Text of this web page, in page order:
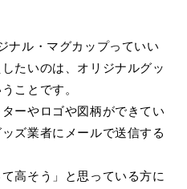
ナル・マグカップっていい
たいのは、オリジナルグッ
ことです。
ーやロゴや図柄ができてい
ズ業者にメールで送信する
高そう」と思っている方に